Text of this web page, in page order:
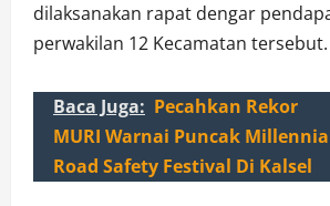
dilaksanakan rapat dengar
perwakilan 12 Kecamatan tersebut.
Baca Juga: Pecahkan Rekor
MURI Warnai Puncak
Road Safety Festival Di Kalsel